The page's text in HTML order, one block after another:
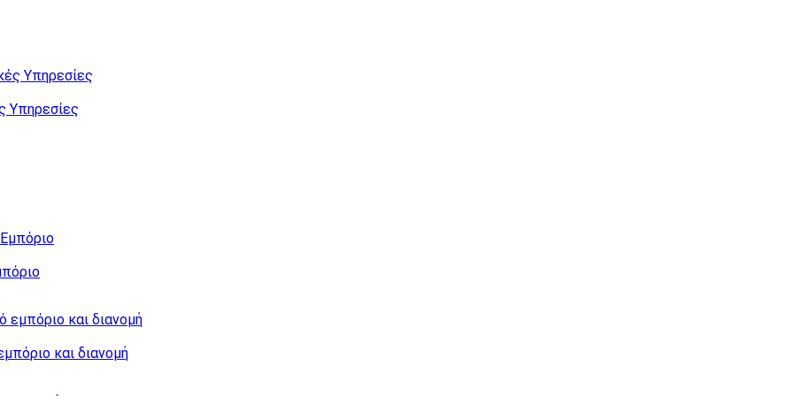
Υπηρεσίες
και διανομή